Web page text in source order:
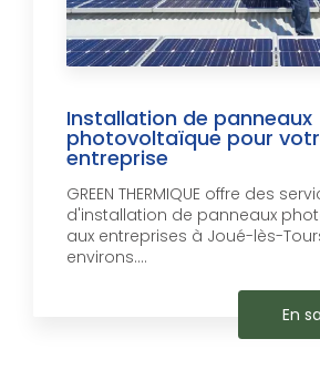
Installation de panneaux
photovoltaïque pour
entreprise
GREEN THERMIQUE offre des
d'installation de panneaux
aux entreprises à Joué-lès-
environs....
En